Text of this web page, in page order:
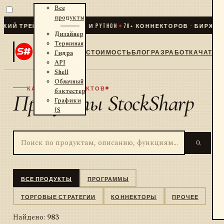
ДЛЯ .NET И PYTHON✦70+ КОННЕКТОРОВ · БИРЖИ ·
Все
продукты
Дизайнер
Терминал
Гидра
API
Shell
Облачный
бэктестер
Графики
JS
СТОИМОСТЬБЛОГРАЗРАБОТКАЧАТ
КАТАЛОГ ПРОДУКТОВ
Продукты StockSharp
ВСЕ ПРОДУКТЫ ПРОГРАММЫ
ТОРГОВЫЕ СТРАТЕГИИ КОННЕКТОРЫ ПРОЧЕЕ
Найдено: 983